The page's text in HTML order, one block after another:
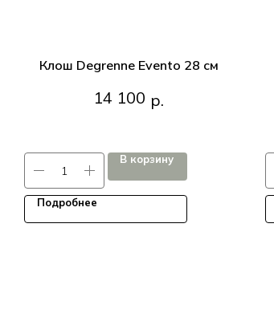
Клош Degrenne Evento 28 см
14 100 р.
В корзину
Подробнее